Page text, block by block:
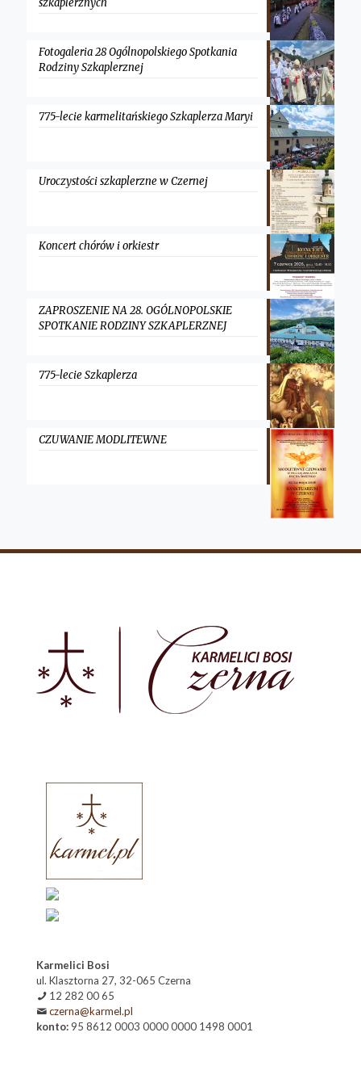
szkaplerznych
Fotogaleria 28 Ogólnopolskiego Spotkania
Rodziny Szkaplerznej
775-lecie karmelitańskiego Szkaplerza Maryi
Uroczystości szkaplerzne w Czernej
Koncert chórów i orkiestr
ZAPROSZENIE NA 28. OGÓLNOPOLSKIE
SPOTKANIE RODZINY SZKAPLERZNEJ
775-lecie Szkaplerza
CZUWANIE MODLITEWNE
Karmelici Bosi
ul. Klasztorna 27, 32-065 Czerna
12 282 00 65
czerna@karmel.pl
konto: 95 8612 0003 0000 0000 1498 0001